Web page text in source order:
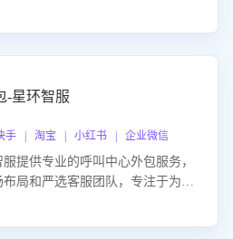
-星环智服
| 淘宝 | 小红书 | 企业微信
提供专业的呼叫中心外包服务，
局和严选客服团队，专注于为企
音客服服务效率和质量，帮助企